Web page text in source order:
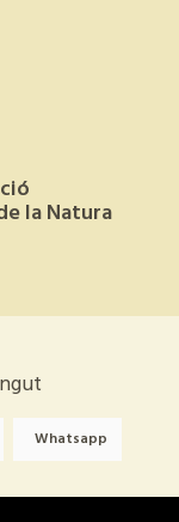
la Natura
Whatsapp